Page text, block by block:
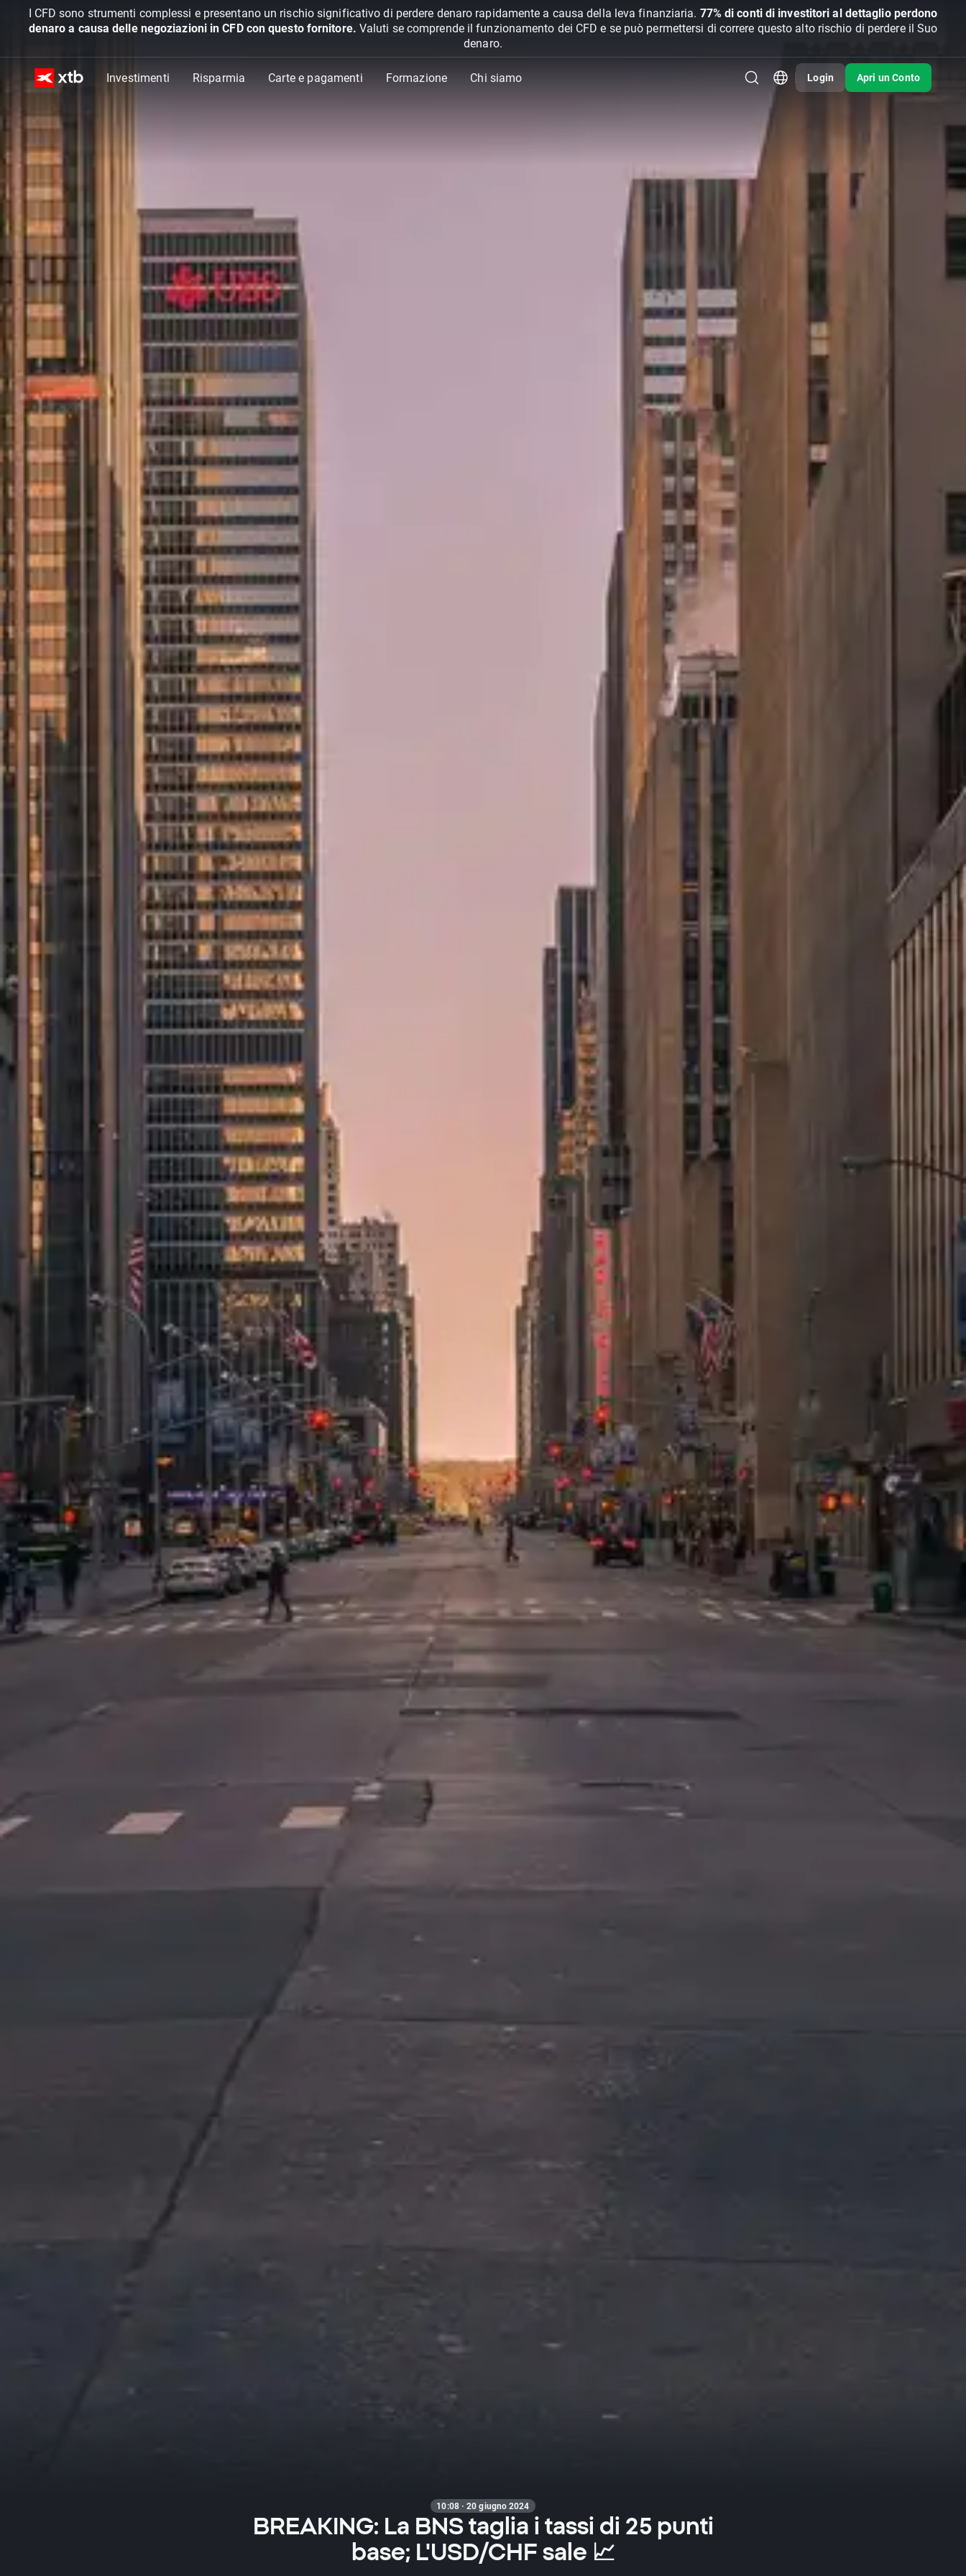
I CFD sono strumenti complessi e presentano un rischio significativo di perdere denaro rapidamente a causa della leva finanziaria. 77% di conti di investitori al dettaglio perdono
denaro a causa delle negoziazioni in CFD con questo fornitore. Valuti se comprende il funzionamento dei CFD e se può permettersi di correre questo alto rischio di perdere il Suo
denaro.
Investimenti Risparmia Carte e pagamenti Formazione Chi siamo Login Apri un Conto
10:08 · 20 giugno 2024
BREAKING: La BNS taglia i tassi di 25 punti
base; L'USD/CHF sale 📈